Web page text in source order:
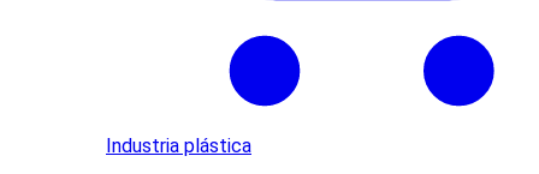
Industria plástica